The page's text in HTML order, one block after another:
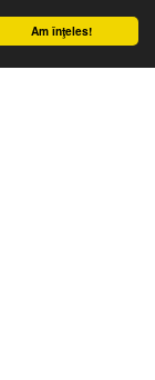
Am înţeles!